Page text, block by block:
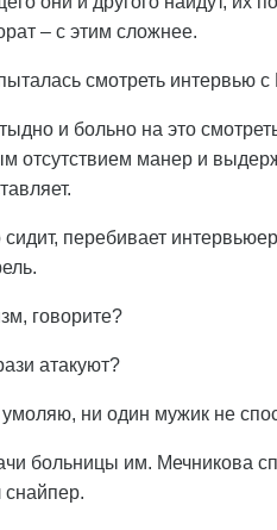
– с этим сложнее.
смотреть интервью
и больно на это
отсутствием манер и
сидит, перебивает
говорите?
атакуют?
ни один мужик не
больницы им. Мечникова
снайпер.